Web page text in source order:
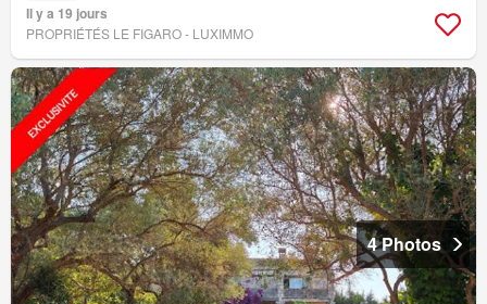
Il y a 19 jours
PROPRIÉTÉS LE FIGARO - LUXIMMO
4 Photos